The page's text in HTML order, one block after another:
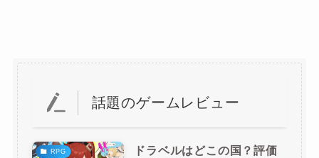
話題のゲームレビュー
RPG
ドラベルはどこの国？評価